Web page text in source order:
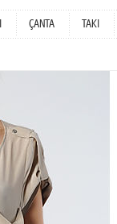
ÇANTA TAKI